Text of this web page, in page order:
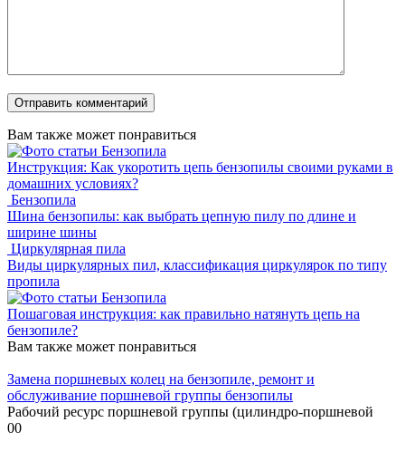
Вам также может понравиться
Бензопила
Инструкция: Как укоротить цепь бензопилы своими руками в
домашних условиях?
Бензопила
Шина бензопилы: как выбрать цепную пилу по длине и
ширине шины
Циркулярная пила
Виды циркулярных пил, классификация циркулярок по типу
пропила
Бензопила
Пошаговая инструкция: как правильно натянуть цепь на
бензопиле?
Вам также может понравиться
Замена поршневых колец на бензопиле, ремонт и
обслуживание поршневой группы бензопилы
Рабочий ресурс поршневой группы (цилиндро-поршневой
00